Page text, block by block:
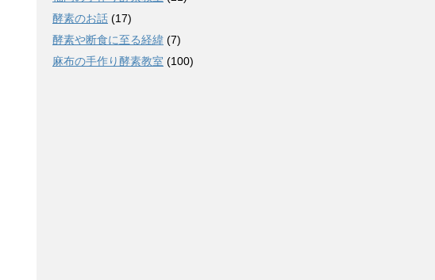
酵素のお話 (17)
酵素や断食に至る経緯 (7)
麻布の手作り酵素教室 (100)